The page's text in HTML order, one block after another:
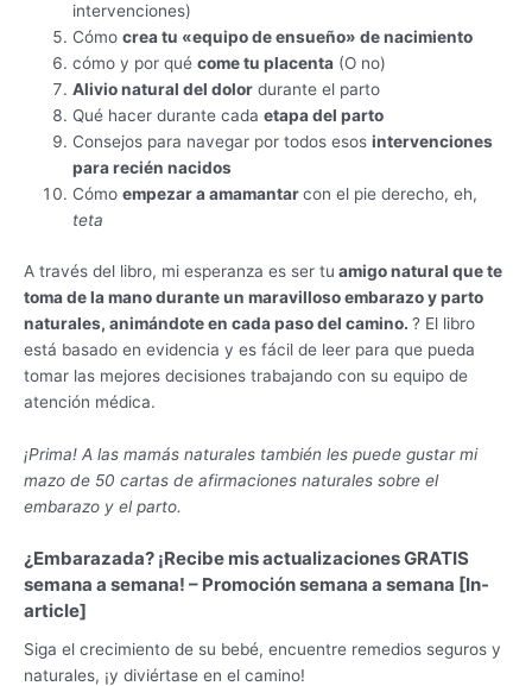
intervenciones)
Cómocrea tu «equipo de ensueño» de nacimiento
cómo y por quécome tu placenta (O no)
Alivio natural del dolor durante el parto
Qué hacer durante cadaetapa del parto
Consejos para navegar por todos esosintervenciones
para recién nacidos
Cómoempezar a amamantarcon el pie derecho, eh,
teta
A través del libro, mi esperanza es ser tu amigo natural que te
toma de la mano durante un maravilloso embarazo y parto
naturales, animándote en cada paso del camino. ? El libro
está basado en evidencia y es fácil de leer para que pueda
tomar las mejores decisiones trabajando con su equipo de
atención médica.
¡Prima! A las mamás naturales también les puede gustar mi
mazo de 50 cartas de afirmaciones naturales sobre el
embarazo y el parto.
¿Embarazada? ¡Recibe mis actualizaciones GRATIS
semana a semana! – Promoción semana a semana [In-
article]
Siga el crecimiento de su bebé, encuentre remedios seguros y
naturales, ¡y diviértase en el camino!